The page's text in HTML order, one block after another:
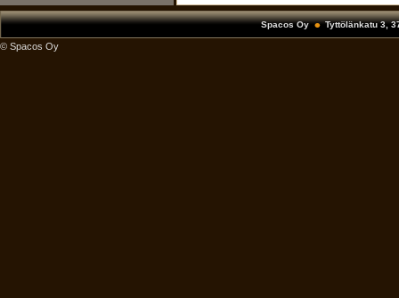
Spacos Oy Tyttölänkatu 3,
© Spacos Oy